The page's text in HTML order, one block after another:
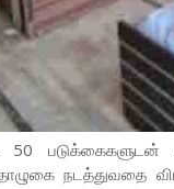
படுக்கைகளுடன்
நடத்துவதை